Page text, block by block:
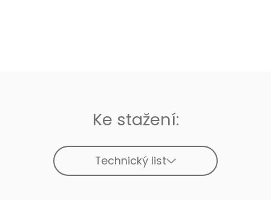
Ke stažení:
Technický list